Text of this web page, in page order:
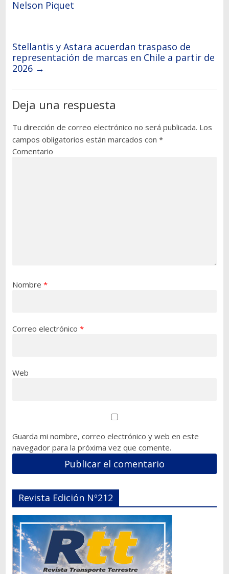
Nelson Piquet
Stellantis y Astara acuerdan traspaso de
representación de marcas en Chile a partir de
2026 →
Deja una respuesta
Tu dirección de correo electrónico no será publicada. Los
campos obligatorios están marcados con *
Comentario
Nombre *
Correo electrónico *
Web
Guarda mi nombre, correo electrónico y web en este
navegador para la próxima vez que comente.
Revista Edición Nº212